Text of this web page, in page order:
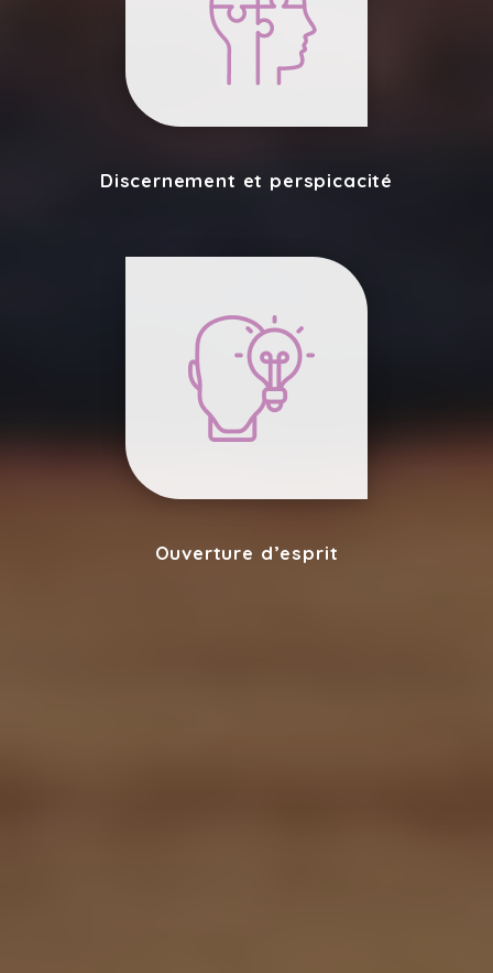
Discernement et perspicacité
Ouverture d’esprit